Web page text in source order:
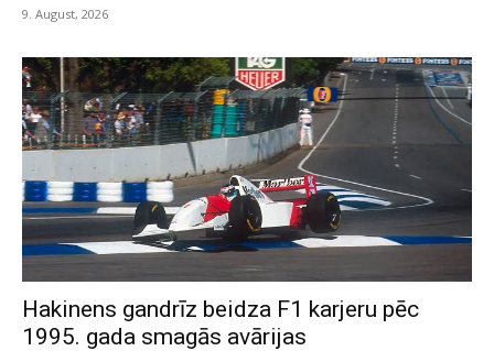
9. August, 2026
Hakinens gandrīz beidza F1 karjeru pēc
1995. gada smagās avārijas